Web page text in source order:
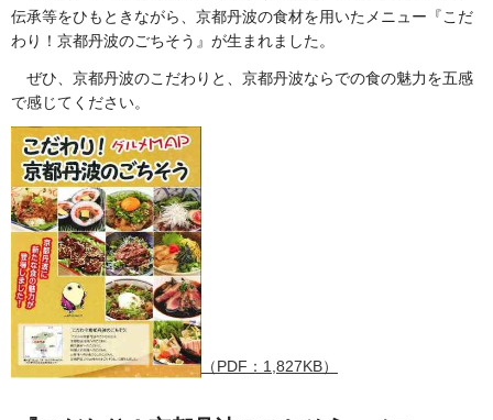
伝承等をひもときながら、京都丹波の食材を用いたメニュー『こだ
わり！京都丹波のごちそう』が生まれました。
ぜひ、京都丹波のこだわりと、京都丹波ならでの食の魅力を五感
で感じてください。
（PDF：1,827KB）